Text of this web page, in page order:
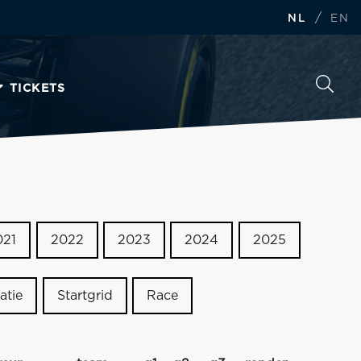
NL / EN
TICKETS
2022 2023 2024 2025
Startgrid Race